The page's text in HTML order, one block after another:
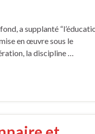
a supplanté
en œuvre sous le
la discipline …